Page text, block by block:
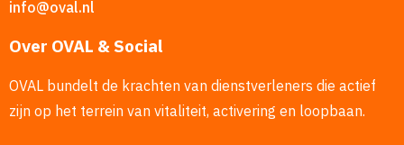
info@oval.nl
Over OVAL & Social
OVAL bundelt de krachten van dienstverleners die actief
zijn op het terrein van vitaliteit, activering en loopbaan.